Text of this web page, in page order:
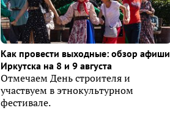
Как провести выходные: обзор афиши
Иркутска на 8 и 9 августа
Отмечаем День строителя и
участвуем в этнокультурном
фестивале.